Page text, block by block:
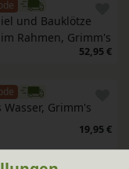
und Bauklötze
Rahmen, Grimm's
52,95 €
Wasser, Grimm's
19,95 €